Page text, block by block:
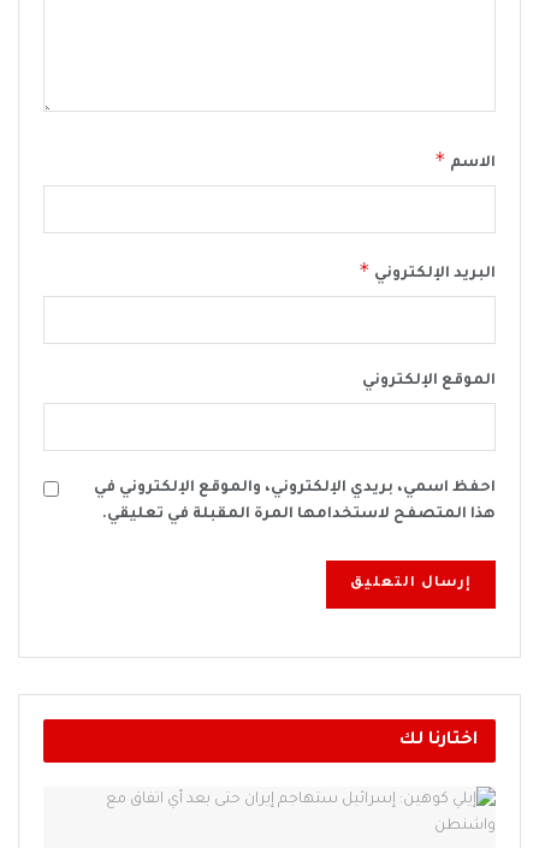
الاسم *
البريد الإلكتروني *
الموقع الإلكتروني
احفظ اسمي، بريدي الإلكتروني، والموقع الإلكتروني في
هذا المتصفح لاستخدامها المرة المقبلة في تعليقي.
اختارنا لك